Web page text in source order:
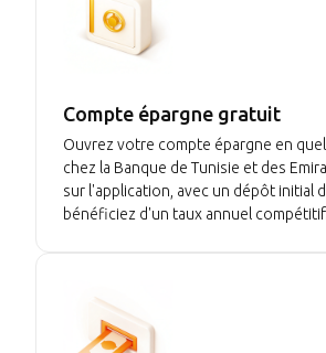
Compte épargne gratuit
Ouvrez votre compte épargne en
chez la Banque de Tunisie et des
sur l'application, avec un dépôt initial
bénéficiez d'un taux annuel compétitif.